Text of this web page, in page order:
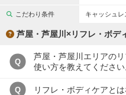
完全個室
ペアルームあり
フットバスあり
専用駐車場あり
こだわり条件 キャッシュ
芦屋・芦屋川×リフレ・ボデ
Q
芦屋・芦屋川エリアの
使い方を教えてください
Q リフレ・ボディケアと